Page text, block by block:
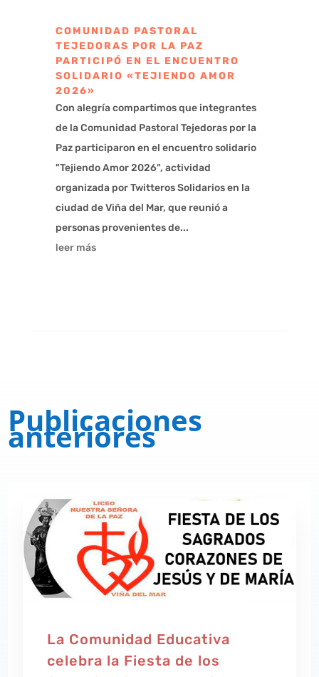
COMUNIDAD PASTORAL
TEJEDORAS POR LA PAZ
PARTICIPÓ EN EL ENCUENTRO
SOLIDARIO «TEJIENDO AMOR
2026»
Con alegría compartimos que integrantes
de la Comunidad Pastoral Tejedoras por la
Paz participaron en el encuentro solidario
"Tejiendo Amor 2026", actividad
organizada por Twitteros Solidarios en la
ciudad de Viña del Mar, que reunió a
personas provenientes de...
leer más
Publicaciones
anteriores
La Comunidad Educativa
celebra la Fiesta de los